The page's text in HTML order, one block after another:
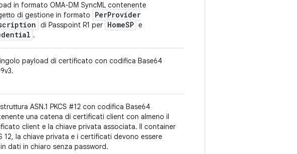
in formato OMA-DM SyncML contenente
di gestione in formato
PerProvider
di Passpoint R1 per HomeSP e
.
payload di certificato con codifica Base64
ASN.1 PKCS #12 con codifica Base64
una catena di certificati client con almeno il
client e la chiave privata associata. Il container
12, la chiave privata e i certificati devono essere
dati in chiaro senza password.